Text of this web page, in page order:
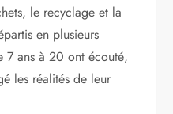
le recyclage et la
en plusieurs
7 ans à 20 ont écouté,
les réalités de leur